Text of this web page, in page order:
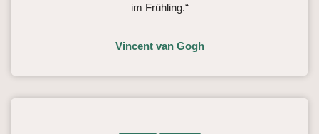
im Frühling.“
Vincent van Gogh